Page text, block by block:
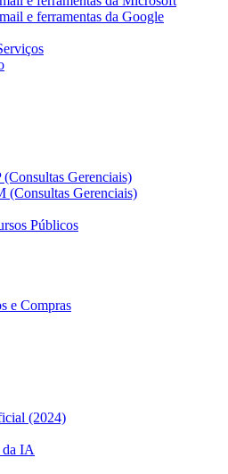
e ferramentas da Google
Gerenciais)
(Consultas Gerenciais)
Públicos
e Compras
(2024)
da IA